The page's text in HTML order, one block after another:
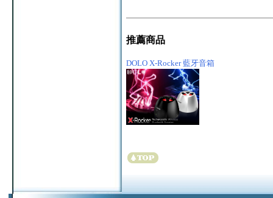
推薦商品
DOLO X-Rocker 藍牙音箱